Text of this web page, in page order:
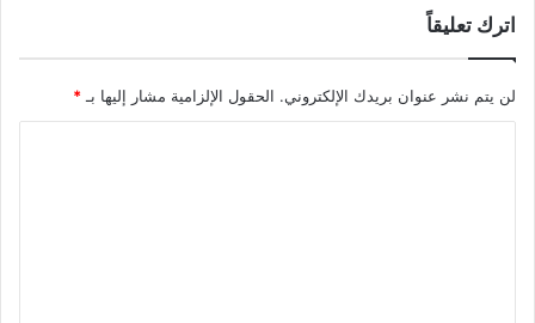
اترك تعليقاً
لن يتم نشر عنوان بريدك الإلكتروني. الحقول الإلزامية مشار إليها بـ*